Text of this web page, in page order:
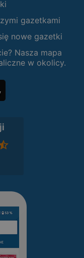
gazetkami
nowe gazetki
Nasza mapa
w okolicy.